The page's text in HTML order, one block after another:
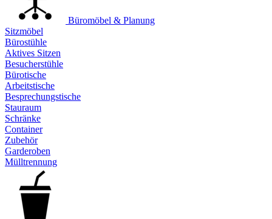
Büromöbel & Planung
Sitzmöbel
Bürostühle
Aktives Sitzen
Besucherstühle
Bürotische
Arbeitstische
Besprechungstische
Stauraum
Schränke
Container
Zubehör
Garderoben
Mülltrennung